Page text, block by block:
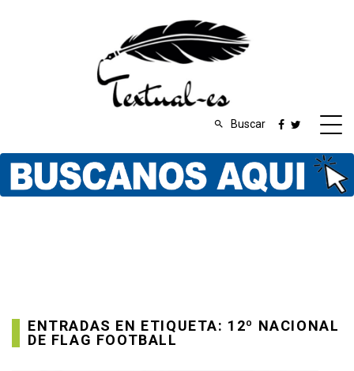
Buscar
ENTRADAS EN ETIQUETA: 12º NACIONAL
DE FLAG FOOTBALL